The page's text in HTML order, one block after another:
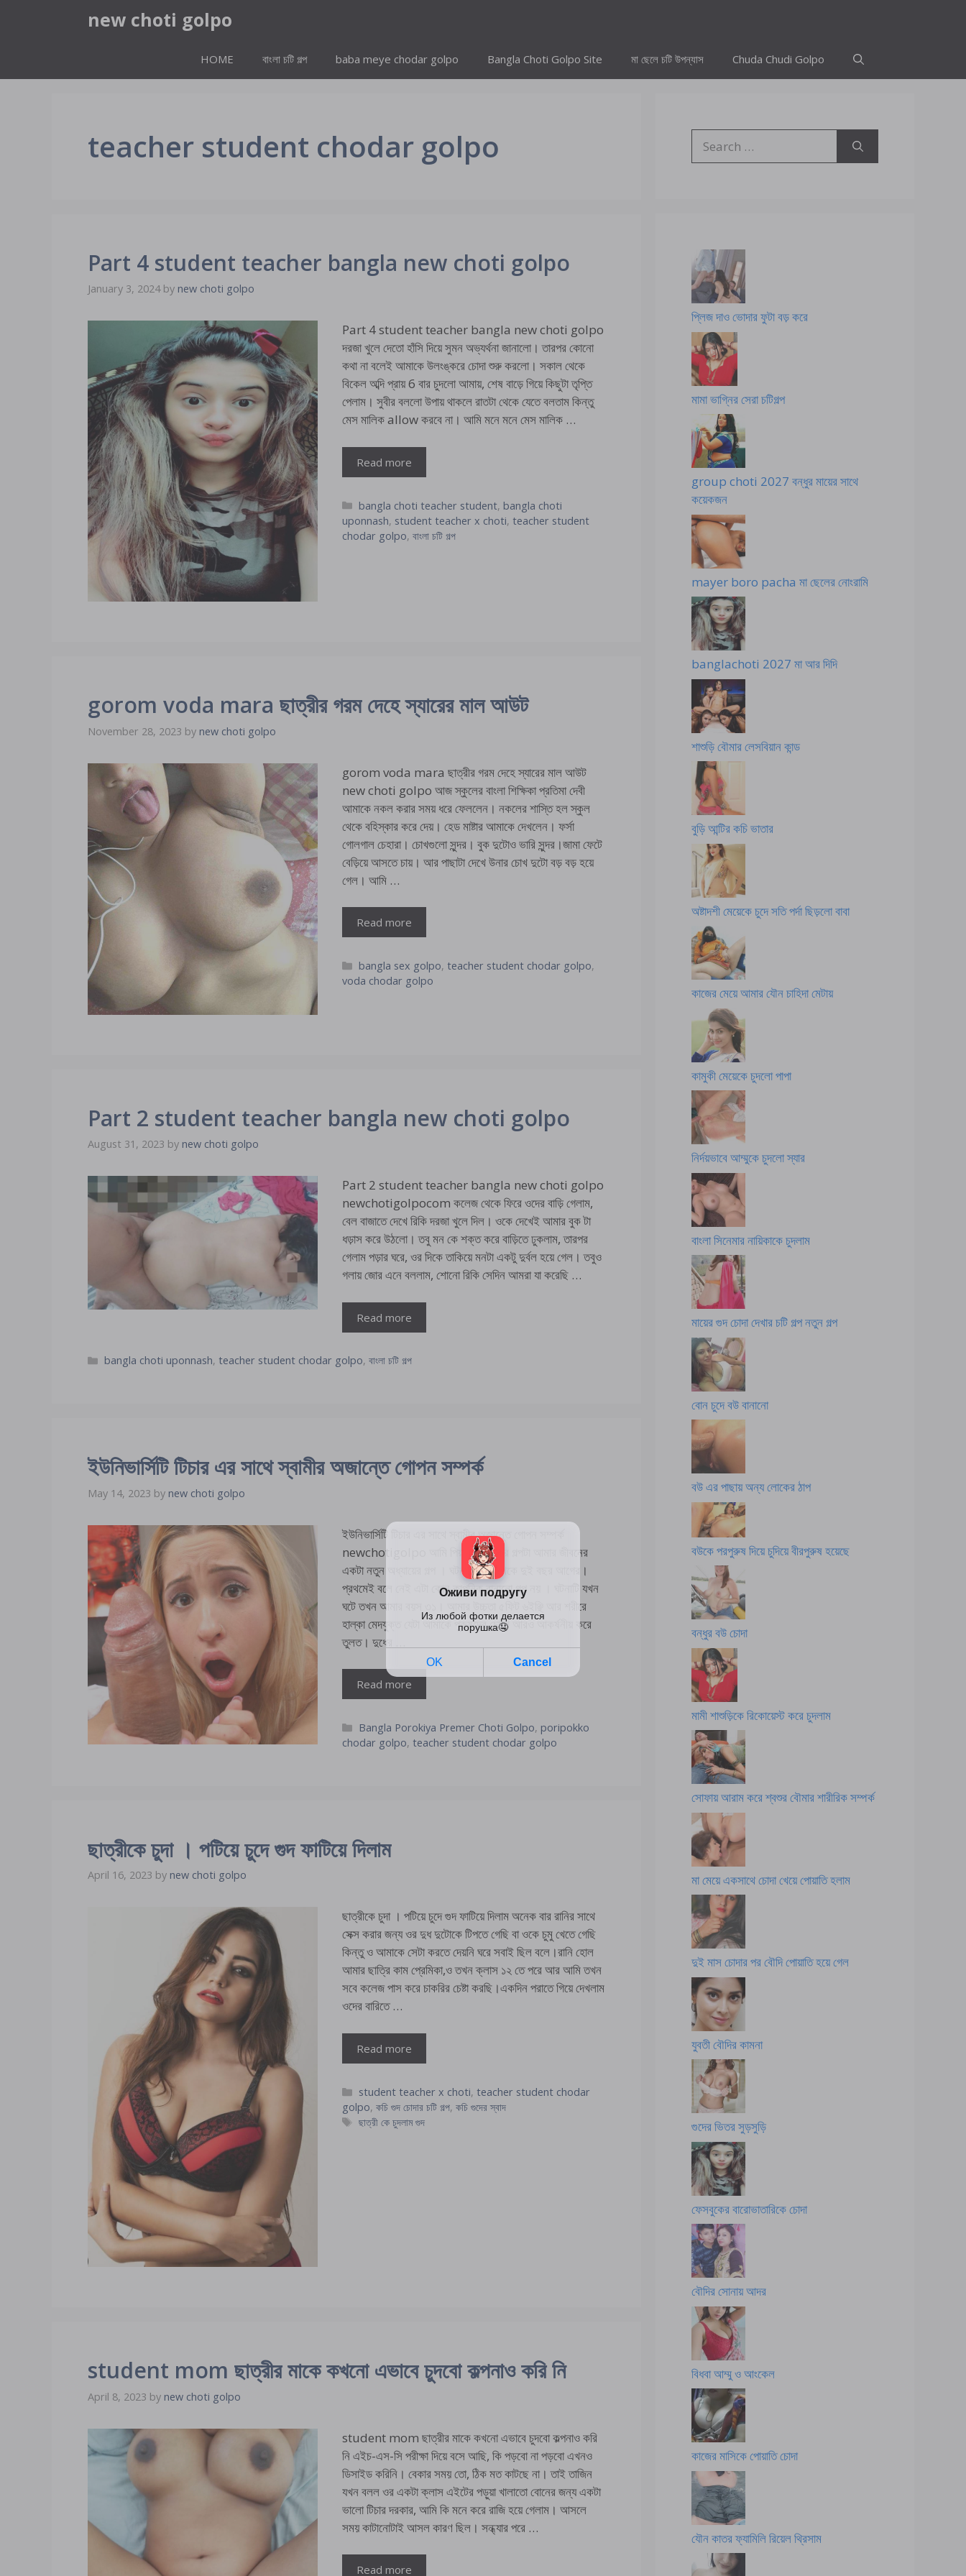
new choti golpo
HOME বাংলা চটি গল্প baba meye chodar golpo Bangla Choti Golpo Site মা ছেলে চটি উপন্যাস Chuda Chudi Golpo
teacher student chodar golpo
Part 4 student teacher bangla new choti golpo
January 3, 2024 by new choti golpo
Part 4 student teacher bangla new choti golpo
দরজা খুলে দেতো হাঁসি দিয়ে সুমন অভ্যর্থনা জানালো। তারপর কোনো
কথা না বলেই আমাকে উলংঙ্করে চোদা শুরু করলো। সকাল থেকে
বিকেল অব্দি প্রায় 6 বার চুদলো আমায়, শেষ বাড়ে গিয়ে কিছুটা তৃপ্তি
পেলাম। সুবীর বললো উপায় থাকলে রাতটা থেকে যেতে বলতাম কিন্তু
মেস মালিক allow করবে না। আমি মনে মনে মেস মালিক …
Read more
Categories
bangla choti teacher student, bangla choti
uponnash, student teacher x choti, teacher student
chodar golpo, বাংলা চটি গল্প
gorom voda mara ছাত্রীর গরম দেহে স্যারের মাল আউট
November 28, 2023 by new choti golpo
gorom voda mara ছাত্রীর গরম দেহে স্যারের মাল আউট
new choti golpo আজ স্কুলের বাংলা শিক্ষিকা প্রতিমা দেবী
আমাকে নকল করার সময় ধরে ফেললেন। নকলের শাস্তি হল স্কুল
থেকে বহিস্কার করে দেয়। হেড মাষ্টার আমাকে দেখলেন। ফর্সা
গোলগাল চেহারা। চোখগুলো সুন্দর। বুক দুটোও ভারি সুন্দর।জামা ফেটে
বেড়িয়ে আসতে চায়। আর পাছাটা দেখে উনার চোখ দুটো বড় বড় হয়ে
গেল। আমি …
Read more
Categories
bangla sex golpo, teacher student chodar golpo,
voda chodar golpo
Part 2 student teacher bangla new choti golpo
August 31, 2023 by new choti golpo
Part 2 student teacher bangla new choti golpo
newchotigolpocom কলেজ থেকে ফিরে ওদের বাড়ি গেলাম,
বেল বাজাতে দেখে রিকি দরজা খুলে দিল। ওকে দেখেই আমার বুক টা
ধড়াস করে উঠলো। তবু মন কে শক্ত করে বাড়িতে ঢুকলাম, তারপর
গেলাম পড়ার ঘরে, ওর দিকে তাকিয়ে মনটা একটু দুর্বল হয়ে গেল। তবুও
গলায় জোর এনে বললাম, শোনো রিকি সেদিন আমরা যা করেছি …
Read more
Categories
bangla choti uponnash, teacher student chodar golpo,বাংলা চটি গল্প
ইউনিভার্সিটি টিচার এর সাথে স্বামীর অজান্তে গোপন সম্পর্ক
May 14, 2023 by new choti golpo
ইউনিভার্সিটি টিচার এর সাথে স্বামীর অজান্তে গোপন সম্পর্ক
newchotigolpo আমি পিয়া। আজকের গল্পটা আমার জীবনের
একটা নতুন অধ্যায়ের গল্প । ঘটনাটি আজ থেকে দুই বছর আগের।
প্রথমেই বলে নেই এটা কোন কাল্পনিক বানানো গল্প নয় । ঘটনাটি যখন
ঘটে তখন আমার বয়স ৩১। আমার উচ্চতা ৫ফিট ৬ইঞ্ছি আর শরীরে
হাল্কা মেদযুক্ত যেটা আমাকে পুরুষদের চোখে আরও আকর্ষনীয় করে
তুলত। দুধের …
Read more
Categories
Bangla Porokiya Premer Choti Golpo, poripokko
chodar golpo, teacher student chodar golpo
ছাত্রীকে চুদা । পটিয়ে চুদে গুদ ফাটিয়ে দিলাম
April 16, 2023 by new choti golpo
ছাত্রীকে চুদা । পটিয়ে চুদে গুদ ফাটিয়ে দিলাম অনেক বার রানির সাথে
সেক্স করার জন্য ওর দুধ দুটোকে টিপতে গেছি বা ওকে চুমু খেতে গেছি
কিন্তু ও আমাকে সেটা করতে দেয়নি ঘরে সবাই ছিল বলে।রানি হোল
আমার ছাত্রি কাম প্রেমিকা,ও তখন ক্লাস ১২ তে পরে আর আমি তখন
সবে কলেজ পাস করে চাকরির চেষ্টা করছি।একদিন পরাতে গিয়ে দেখলাম
ওদের বারিতে …
Read more
Categories
student teacher x choti, teacher student chodar
golpo, কচি গুদ চোদার চটি গল্প, কচি গুদের স্বাদ
Tags
ছাত্রী কে চুদলাম গুদ
student mom ছাত্রীর মাকে কখনো এভাবে চুদবো কল্পনাও করি নি
April 8, 2023 by new choti golpo
student mom ছাত্রীর মাকে কখনো এভাবে চুদবো কল্পনাও করি
নি এইচ-এস-সি পরীক্ষা দিয়ে বসে আছি, কি পড়বো না পড়বো এখনও
ডিসাইড করিনি। বেকার সময় তো, ঠিক মত কাটছে না। তাই তাজিন
যখন বলল ওর একটা ক্লাস এইটের পড়ুয়া খালাতো বোনের জন্য একটা
ভালো টিচার দরকার, আমি কি মনে করে রাজি হয়ে গেলাম। আসলে
সময় কাটানোটাই আসল কারণ ছিল। সন্ধ্যার পরে …
Read more
for:
প্লিজ দাও ভোদার ফুটা বড় করে
মামা ভাগ্নির সেরা চটিগল্প
group choti 2027 বন্ধুর মায়ের সাথে
কয়েকজন
mayer boro pacha মা ছেলের নোংরামি
banglachoti 2027 মা আর দিদি
শাশুড়ি বৌমার লেসবিয়ান কান্ড
বুড়ি আন্টির কচি ভাতার
অষ্টাদশী মেয়েকে চুদে সতি পর্দা ছিড়লো বাবা
কাজের মেয়ে আমার যৌন চাহিদা মেটায়
কামুকী মেয়েকে চুদলো পাপা
নির্দয়ভাবে আম্মুকে চুদলো স্যার
বাংলা সিনেমার নায়িকাকে চুদলাম
মায়ের গুদ চোদা দেখার চটি গল্প নতুন গল্প
বোন চুদে বউ বানানো
বউ এর পাছায় অন্য লোকের ঠাপ
বউকে পরপুরুষ দিয়ে চুদিয়ে বীরপুরুষ হয়েছে
বন্ধুর বউ চোদা
মামী শাশুড়িকে রিকোয়েস্ট করে চুদলাম
সোফায় আরাম করে শ্বশুর বৌমার শারীরিক সম্পর্ক
মা মেয়ে একসাথে চোদা খেয়ে পোয়াতি হলাম
দুই মাস চোদার পর বৌদি পোয়াতি হয়ে গেল
যুবতী বৌদির কামনা
গুদের ভিতর সুড়সুড়ি
ফেসবুকের বারোভাতারিকে চোদা
বৌদির সোনায় আদর
বিধবা আম্মু ও আংকেল
কাজের মাসিকে পোয়াতি চোদা
যৌন কাতর ফ্যামিলি রিয়েল থ্রিসাম